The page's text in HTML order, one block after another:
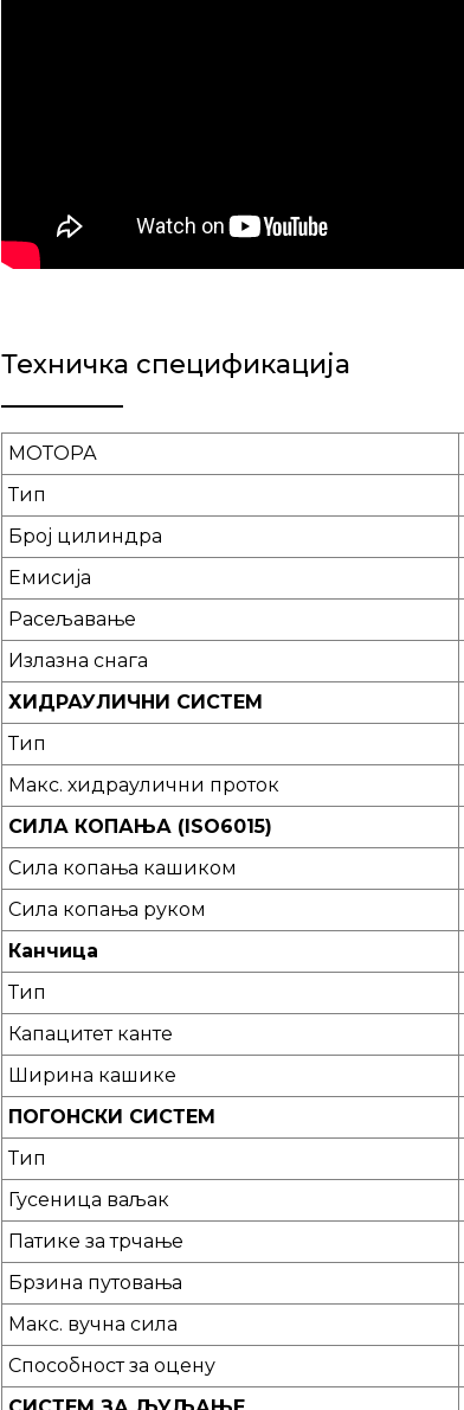
Техничка спецификација
МОТОРА
Тип
Број цилиндра
Емисија
Расељавање
Излазна снага
ХИДРАУЛИЧНИ СИСТЕМ
Тип
Макс. хидраулични проток
СИЛА КОПАЊА (ISO6015)
Сила копања кашиком
Сила копања руком
Канчица
Тип
Капацитет канте
Ширина кашике
ПОГОНСКИ СИСТЕМ
Тип
Гусеница ваљак
Патике за трчање
Брзина путовања
Макс. вучна сила
Способност за оцену